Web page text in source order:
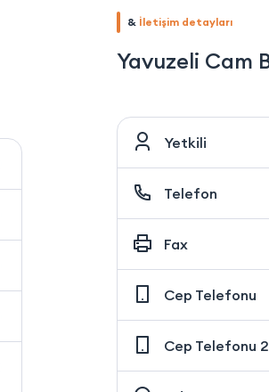
& İletişim detayları
Yavuzeli Cam
Yetkili
Telefon
Fax
Cep Telefonu
Cep Telefonu 2